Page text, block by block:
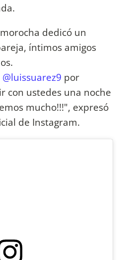
dedicó un
íntimos amigos
@luissuarez9 por
con ustedes una noche
mucho!!!", expresó
de Instagram.